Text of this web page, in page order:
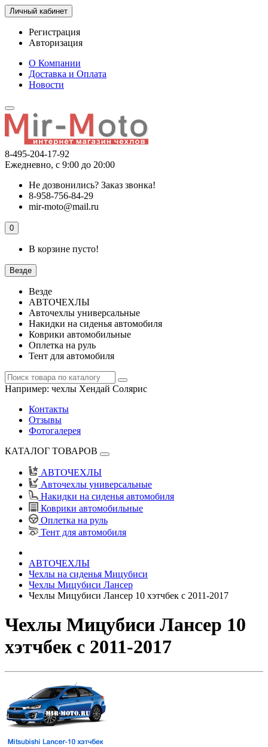
Личный кабинет
Регистрация
Авторизация
О Компании
Доставка и Оплата
Новости
8-495-204-17-92
Ежедневно, с 9:00 до 20:00
Не дозвонились? Заказ звонка!
8-958-756-84-29
mir-moto@mail.ru
0
В корзине пусто!
Везде
Везде
АВТОЧЕХЛЫ
Авточехлы универсальные
Накидки на сиденья автомобиля
Коврики автомобильные
Оплетка на руль
Тент для автомобиля
Например: чехлы Хендай Солярис
Контакты
Отзывы
Фотогалерея
КАТАЛОГ ТОВАРОВ
АВТОЧЕХЛЫ
Авточехлы универсальные
Накидки на сиденья автомобиля
Коврики автомобильные
Оплетка на руль
Тент для автомобиля
АВТОЧЕХЛЫ
Чехлы на сиденья Мицубиси
Чехлы Мицубиси Лансер
Чехлы Мицубиси Лансер 10 хэтчбек с 2011-2017
Чехлы Мицубиси Лансер 10
хэтчбек с 2011-2017